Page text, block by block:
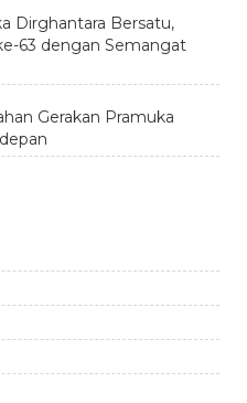
Dirghantara Bersatu,
63 dengan Semangat
Gerakan Pramuka